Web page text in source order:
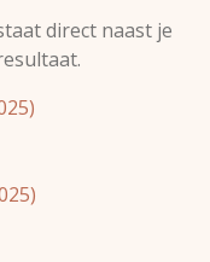
direct naast je